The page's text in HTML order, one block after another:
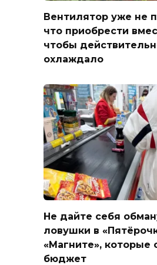
Вентилятор уже не
что приобрести
чтобы
охлаждало
Не дайте себя
ловушки в
«Магните», которые
бюджет